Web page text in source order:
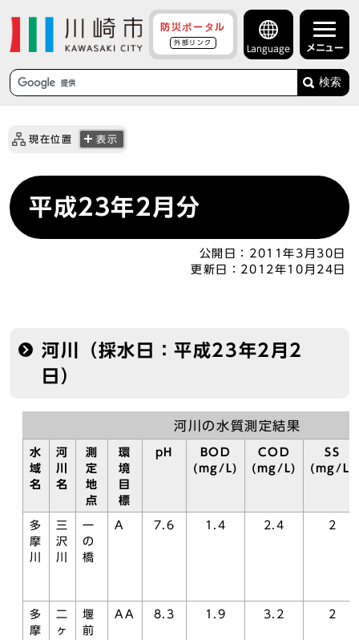
防災ポータル
外部リンク
Language メニュー
検索
現在位置 表示
平成23年2月分
公開日： 2011年3月30日
更新日： 2012年10月24日
河川（採水日：平成23年2月2
日）
河川の水質測定結果
水
域
名
河
川
名
測
定
地
点
環
境
目
標
pH
BOD
(mg/L)
COD
(mg/L)
SS
(mg/L)
多
摩
川
三
沢
川
一
の
橋
A 7.6 1.4 2.4 2
多
摩
二
ヶ
堰
前
AA 8.3 1.9 3.2 2